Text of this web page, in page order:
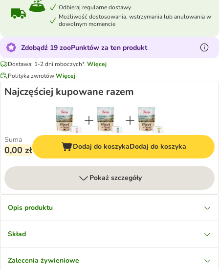
Odbieraj regularne dostawy
Możliwość dostosowania, wstrzymania lub anulowania w
dowolnym momencie
Zdobądź 19 zooPunktów za ten produkt
Dostawa: 1-2 dni roboczych*. Więcej
Polityka zwrotówWięcej
Najczęściej kupowane razem
Suma
0,00 zł Dodaj do koszykaDodaj do koszyka
Pokaż szczegóły
Opis produktu
Skład
Zalecenia żywieniowe